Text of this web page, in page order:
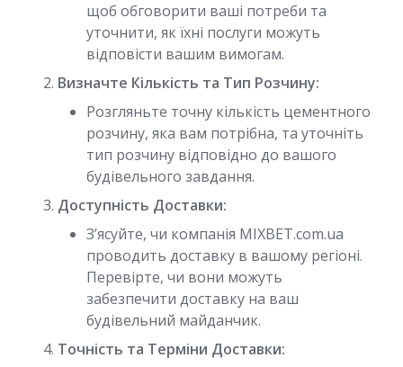
щоб обговорити ваші потреби та
уточнити, як їхні послуги можуть
відповісти вашим вимогам.
Визначте Кількість та Тип Розчину:
Розгляньте точну кількість цементного
розчину, яка вам потрібна, та уточніть
тип розчину відповідно до вашого
будівельного завдання.
Доступність Доставки:
З’ясуйте, чи компанія MIXBET.com.ua
проводить доставку в вашому регіоні.
Перевірте, чи вони можуть
забезпечити доставку на ваш
будівельний майданчик.
Точність та Терміни Доставки: